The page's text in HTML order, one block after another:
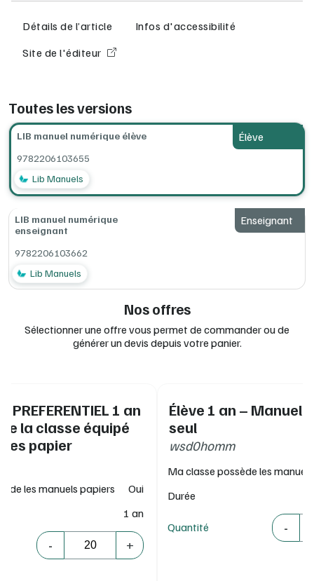
fiches méthodes, bilan, QCM interactifs.
Avec le manuel numérique élève :
Des exercices interactifs
Dessynthèses audio;
Desvidéos.
sur un smartphone, une tablette ou un
ordinateur, avec ou sans connexion Internet.
►Pour l'enseignant
pour 20 licences élève LIB achetées
Configurations minimum requises (en ligne, ordinateur,
tablettes, clé USB) :
MANUELSà la rubrique Installation.
Détails de l’article
Infos d'accessibilité
Site de l'éditeur
Toutes les versions
Élève
LIB manuel numérique élève
9782206103655
Lib Manuels
Enseignant
LIB manuel numérique
enseignant
9782206103662
Lib Manuels
Nos offres
Sélectionner une offre vous permet de commander ou de
générer un devis depuis votre panier.
PREFERENTIEL 1 an
la classe équipé
papier
les manuels papiers
Oui
1 an
-
Quantité
+
Élève 1 an – Manuel
seul
wsd0homm
Ma classe possède les
Durée
Quantité -
Quantité